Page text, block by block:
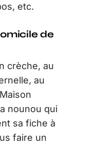
etc.
de
crèche, au
au
nounou qui
sa fiche à
faire un